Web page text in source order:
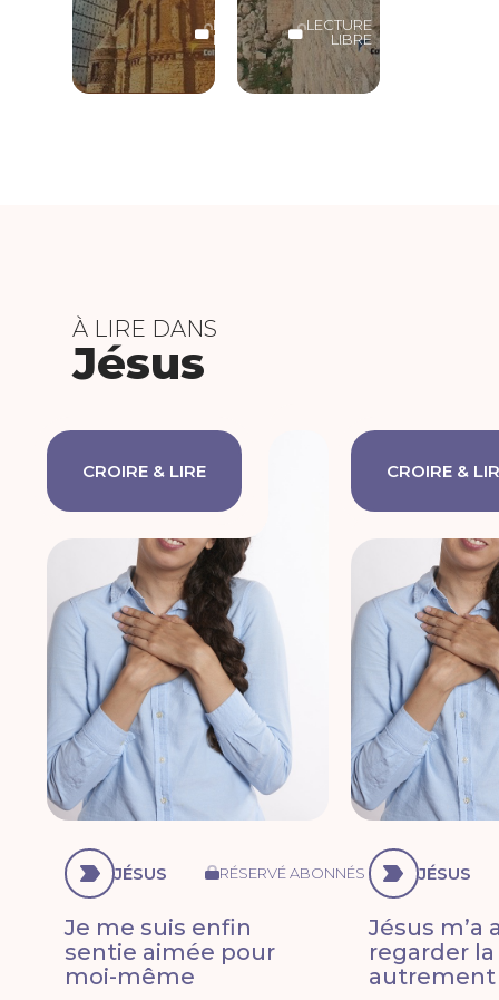
LECTURE
LIBRE
LECTURE
LIBRE
À LIRE DANS
Jésus
CROIRE & LIRE
JÉSUS RÉSERVÉ ABONNÉS
Je me suis enfin
sentie aimée pour
moi-même
CROIRE &
JÉSUS
Jésus m’a
regarder
autrement